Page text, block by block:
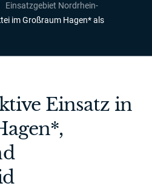
Einsatzgebiet Nordrhein-
im Großraum Hagen* als
Einsatz in